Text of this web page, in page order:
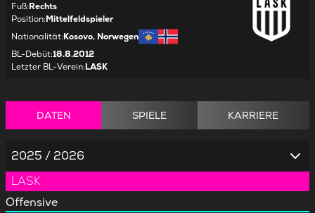
Fuß:Rechts
Position:Mittelfeldspieler
Nationalität:Kosovo, Norwegen
BL-Debüt:18.8.2012
Letzter BL-Verein:LASK
DATEN SPIELE KARRIERE
2025 / 2026
LASK
Offensive